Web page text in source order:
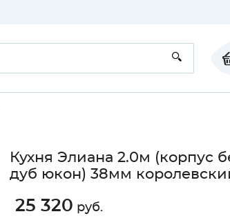
Кухня Элиана 2.0м (корпус
дуб юкон) 38мм
25 320 руб.